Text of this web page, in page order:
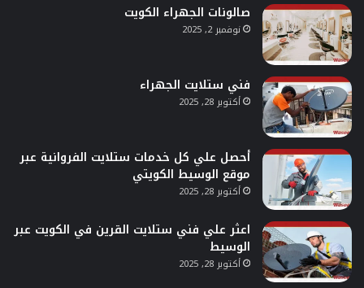
صالونات الجهراء الكويت
نوفمبر 2, 2025
فني ستلايت الجهراء
أكتوبر 28, 2025
أحصل علي كل خدمات ستلايت الفروانية عبر
موقع الوسيط الكويتي
أكتوبر 28, 2025
اعثر علي فني ستلايت القرين في الكويت عبر
الوسيط
أكتوبر 28, 2025